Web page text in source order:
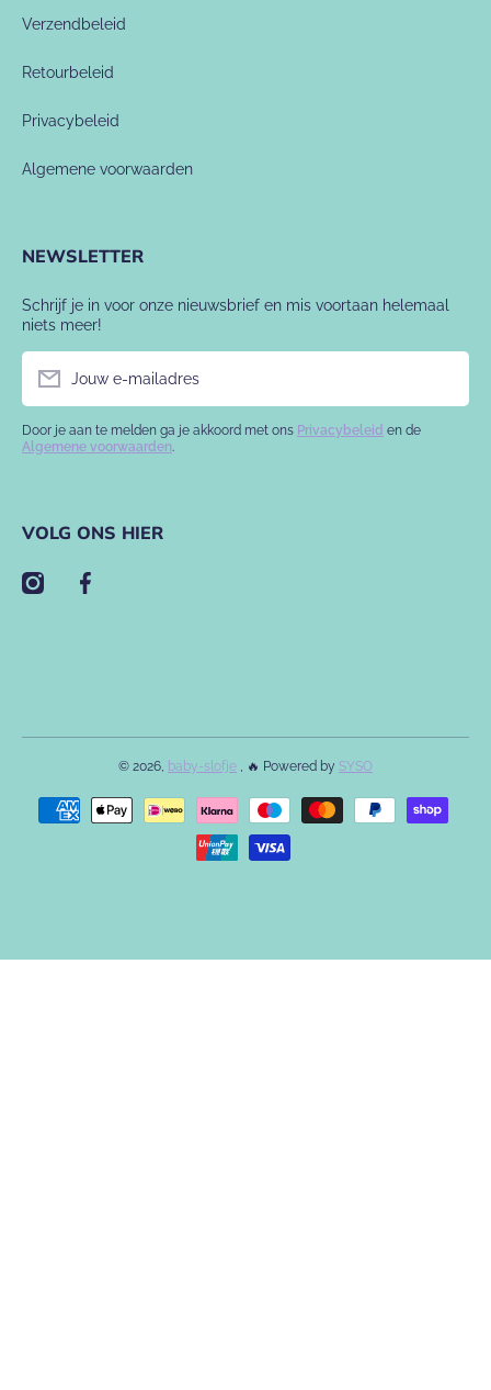
Verzendbeleid
Retourbeleid
Privacybeleid
Algemene voorwaarden
NEWSLETTER
Schrijf je in voor onze nieuwsbrief en mis voortaan helemaal
niets meer!
Jouw e-mailadres
Door je aan te melden ga je akkoord met ons Privacybeleid en de
Algemene voorwaarden.
VOLG ONS HIER
instagramcom/babyslofje/
facebookcom/babyslofje
© 2026, baby-slofje , 🔥 Powered by SYSO
Betaalmethodes